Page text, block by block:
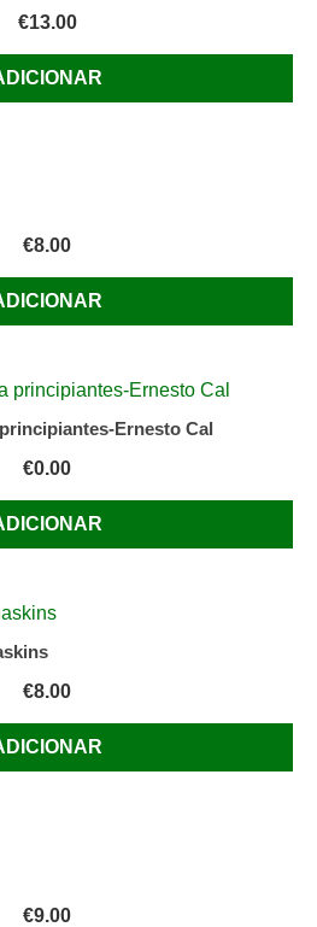
€13.00
€8.00
Ernesto Cal
€0.00
€8.00
€9.00